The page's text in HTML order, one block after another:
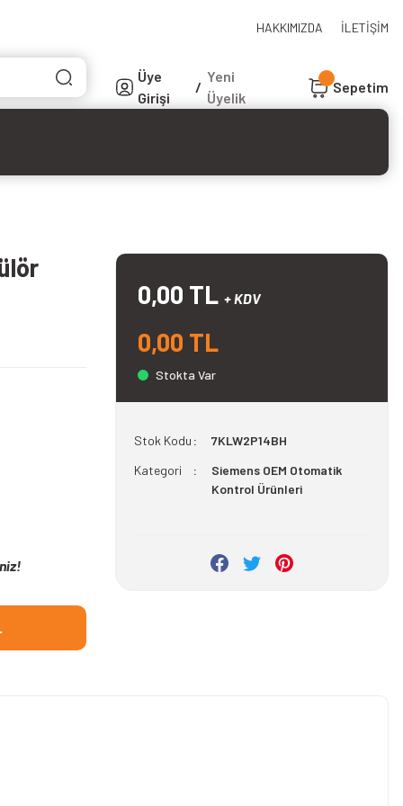
HAKKIMIZDA İLETİŞİM
Üye
Girişi
/
Yeni
Üyelik
Sepetim
0,00 TL + KDV
0,00 TL
Stokta Var
Stok Kodu
7KLW2P14BH
Kategori
Siemens OEM Otomatik
Kontrol Ürünleri